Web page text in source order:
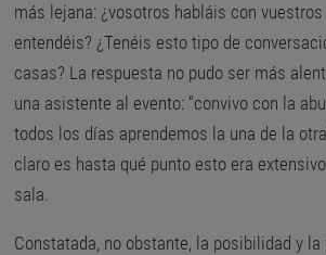
más lejana: ¿vosotros habláis con
entendéis? ¿Tenéis esto tipo de
casas? La respuesta no pudo ser más
una asistente al evento: “convivo con la
todos los días aprendemos la una de la
claro es hasta qué punto esto era
sala.
Constatada, no obstante, la posibilidad y